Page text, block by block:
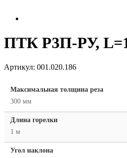
ПТК Р3П-РУ,
Артикул: 001.020.186
Максимальная толщина реза
300 мм
Длина горелки
1 м
Угол наклона